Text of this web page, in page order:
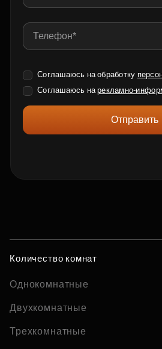
Соглашаюсь на обработку
Соглашаюсь нарекламно-
Отправить
Количество комнат
Однокомнатные
Двухкомнатные
Трехкомнатные